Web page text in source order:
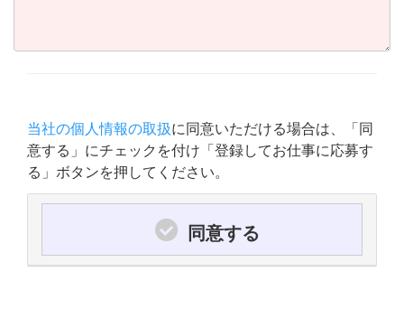
当社の個人情報の取扱に同意いただける場合は、「同
意する」にチェックを付け「登録してお仕事に応募す
る」ボタンを押してください。
同意する